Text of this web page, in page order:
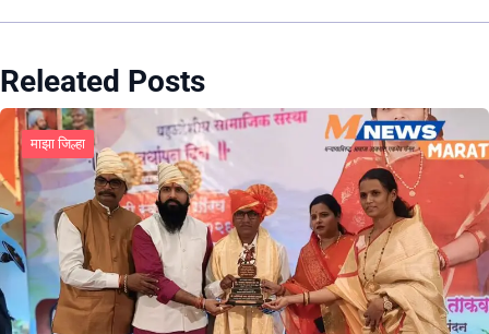
Releated Posts
माझा जिल्हा